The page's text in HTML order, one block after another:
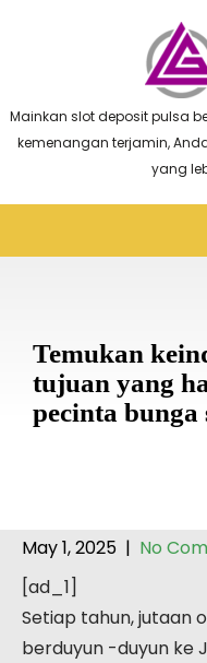
Mainkan slot deposit pulsa
kemenangan terjamin,
yang
Temukan
tujuan yang
pecinta bunga
May 1, 2025 | No
[ad_1]
Setiap tahun, jutaan
berduyun -duyun ke